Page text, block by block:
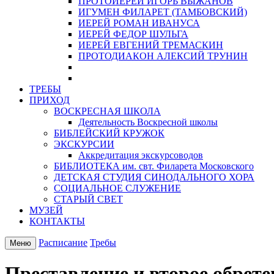
ИГУМЕН ФИЛАРЕТ (ТАМБОВСКИЙ)
ИЕРЕЙ РОМАН ИВАНУСА
ИЕРЕЙ ФЕДОР ШУЛЬГА
ИЕРЕЙ ЕВГЕНИЙ ТРЕМАСКИН
ПРОТОДИАКОН АЛЕКСИЙ ТРУНИН
ТРЕБЫ
ПРИХОД
ВОСКРЕСНАЯ ШКОЛА
Деятельность Воскресной школы
БИБЛЕЙСКИЙ КРУЖОК
ЭКСКУРСИИ
Аккредитация экскурсоводов
БИБЛИОТЕКА им. свт. Филарета Московского
ДЕТСКАЯ СТУДИЯ СИНОДАЛЬНОГО ХОРА
СОЦИАЛЬНОЕ СЛУЖЕНИЕ
СТАРЫЙ СВЕТ
МУЗЕЙ
КОНТАКТЫ
Меню Расписание Требы